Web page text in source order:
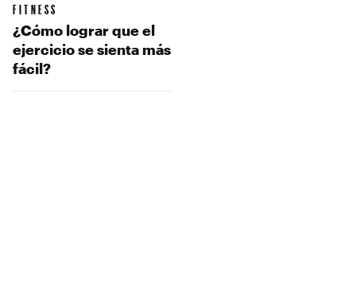
FITNESS
¿Cómo lograr que el
ejercicio se sienta más
fácil?